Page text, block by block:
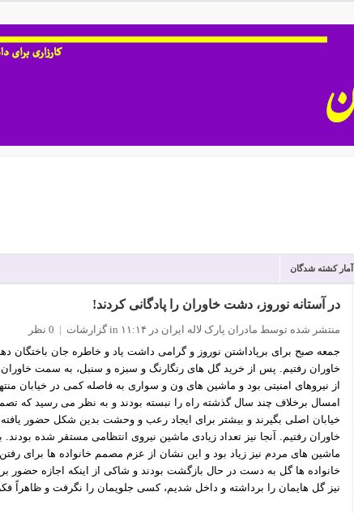
آمار کشته شدگان
در آستانه نوروز، دشت خاوران را پادگانی کردند!
منتشر شده توسط مادران پارک لاله ایران در ۱۱:۱۴ in گزارشات | 0 نظر
خاوران رفتیم. پس از خرید گل های رنگارنگ و سبزه و سنبل، به سمت خاوران
از نیروهای امنیتی بود و ماشین های ون و سواری به فاصله کمی در خیابان
امسال برخلاف چند سال گذشته راه را نبسته بودند و به نظر می رسید که
خیابان اصلی بگیرند و بیشتر برای ایجاد رعب و وحشت بدین شکل حضور
خاوران رفتیم. آنجا نیز تعداد زیادی ماشین نیروی انتظامی مستقر شده
ماشین های مردم نیز زیاد بود و این نشان از عزم مصمم خانواده ها برای
خانواده ها گل به دست در حال بازگشت بودند و شاکی از اینکه اجازه حضور بر
نیز گل هایمان را برداشته و داخل شدیم، کسی جلویمان را نگرفت و ظاهراً